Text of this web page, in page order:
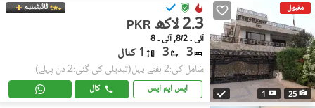
مقبول
25
1
ٹائیٹینیم
PKR 2.3 لاکھ
آئی ۔ 8/2, آئی ۔ 8
3
3 1 کنال
شامل کی:2 ہفتے پہل (تبدیلی کی گئی:2 دن پہلے)
ایس ایم ایس کال